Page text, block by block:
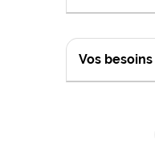
Vos besoins